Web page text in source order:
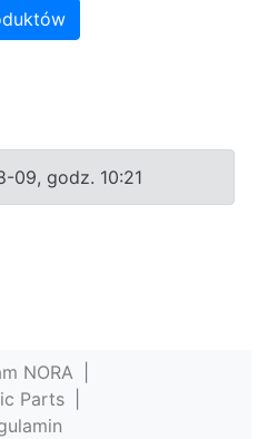
09, godz. 10:21
NORA
Parts